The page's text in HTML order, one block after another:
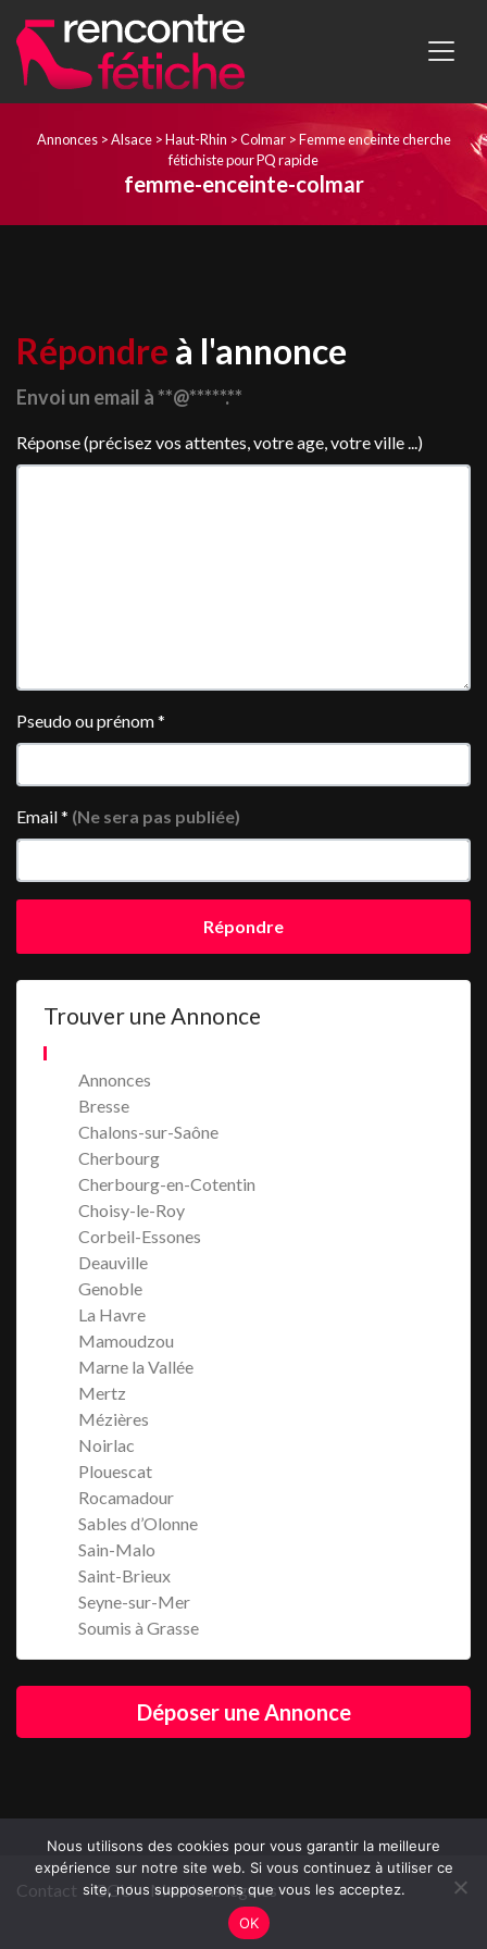
Annonces>Alsace>Haut-Rhin >Colmar>Femme enceinte cherche
fétichiste pour PQ rapide
femme-enceinte-colmar
Répondre à l'annonce
Envoi un email à **@*****.**
Réponse (précisez vos attentes, votre age, votre ville ...)
Pseudo ou prénom*
Email* (Ne sera pas publiée)
Répondre
Trouver une Annonce
Annonces
Bresse
Chalons-sur-Saône
Cherbourg
Cherbourg-en-Cotentin
Choisy-le-Roy
Corbeil-Essones
Deauville
Genoble
La Havre
Mamoudzou
Marne la Vallée
Mertz
Mézières
Noirlac
Plouescat
Rocamadour
Sables d’Olonne
Sain-Malo
Saint-Brieux
Seyne-sur-Mer
Soumis à Grasse
Déposer une Annonce
Contact CGU Mentions légales
Nous utilisons des cookies pour vous garantir la meilleure
expérience sur notre site web. Si vous continuez à utiliser ce
site, nous supposerons que vous les acceptez.
OK